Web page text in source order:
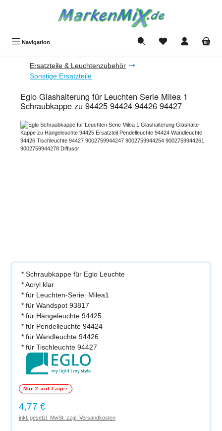
Navigation Du hast 0 Produkte
Ersatzteile & Leuchtenzubehör
Sonstige Ersatzteile
Eglo Glashalterung für Leuchten Serie Milea 1
Schraubkappe zu 94425 94424 94426 94427
Bildergalerie überspringen
* Schraubkappe für Eglo Leuchte
* Acryl klar
* für Leuchten-Serie: Milea1
* für Wandspot 93817
* für Hängeleuchte 94425
* für Pendelleuchte 94424
* für Wandleuchte 94426
* für Tischleuchte 94427
Nur 2 auf Lager
Regulärer Preis:
4,77 €
inkl. gesetzl. MwSt. zzgl. Versandkosten